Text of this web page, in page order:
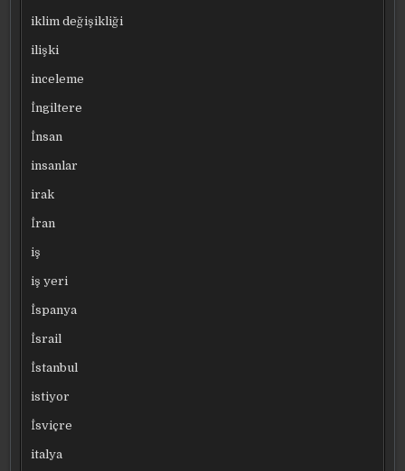
iklim değişikliği
ilişki
inceleme
İngiltere
İnsan
insanlar
irak
İran
iş
iş yeri
İspanya
İsrail
İstanbul
istiyor
İsviçre
italya